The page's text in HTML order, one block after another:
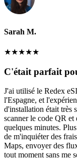
Sarah M.
★★★★★
C'était parfait
J'ai utilisé le Redex
l'Espagne, et
d'installation était très
scanner le code QR et
quelques minutes.
de m'inquiéter des
Maps, envoyer des
tout moment sans me